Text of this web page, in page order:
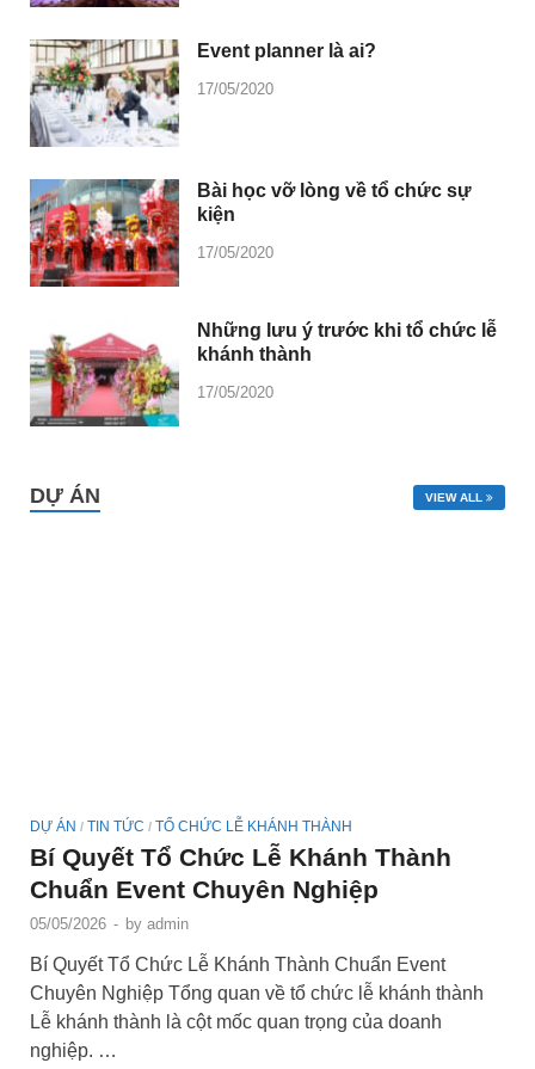
Event planner là ai?
17/05/2020
Bài học vỡ lòng về tổ chức sự
kiện
17/05/2020
Những lưu ý trước khi tổ chức lễ
khánh thành
17/05/2020
DỰ ÁN VIEW ALL
DỰ ÁN / TIN TỨC / TỔ CHỨC LỄ KHÁNH THÀNH
Bí Quyết Tổ Chức Lễ Khánh Thành
Chuẩn Event Chuyên Nghiệp
05/05/2026 - by admin
Bí Quyết Tổ Chức Lễ Khánh Thành Chuẩn Event
Chuyên Nghiệp Tổng quan về tổ chức lễ khánh thành
Lễ khánh thành là cột mốc quan trọng của doanh
nghiệp. …